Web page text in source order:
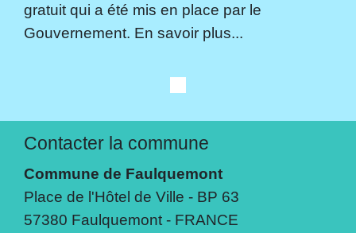
gratuit qui a été mis en place par le
Gouvernement. En savoir plus...
Contacter la commune
Commune de Faulquemont
Place de l'Hôtel de Ville - BP 63
57380 Faulquemont - FRANCE